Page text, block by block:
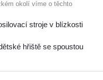
okolí víme o těchto
stroje v blízkosti
hřiště se spoustou